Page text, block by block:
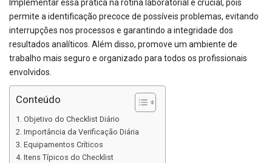
Implementar essa prática na rotina laboratorial é crucial, pois
permite a identificação precoce de possíveis problemas, evitando
interrupções nos processos e garantindo a integridade dos
resultados analíticos. Além disso, promove um ambiente de
trabalho mais seguro e organizado para todos os profissionais
envolvidos.
Conteúdo
Objetivo do Checklist Diário
Importância da Verificação Diária
Equipamentos Críticos
Itens Típicos do Checklist